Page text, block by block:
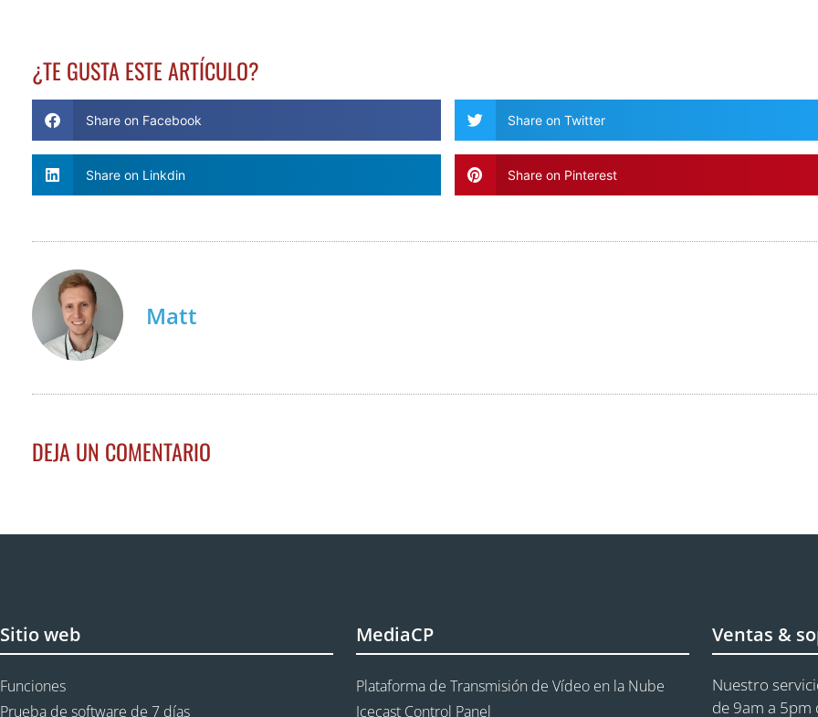
¿TE GUSTA ESTE ARTÍCULO?
Share on Facebook Share on Twitter
Share on Linkdin Share on Pinterest
Matt
DEJA UN COMENTARIO
Sitio web
Funciones
Prueba de software de 7 días
MediaCP
Plataforma de Transmisión de Vídeo en la Nube
Icecast Control Panel
Ventas &
Nuestro
de 9am a 5pm